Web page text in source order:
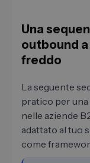
Una
outbound
freddo
La seguente
pratico per
nelle aziende
adattato al tuo
come